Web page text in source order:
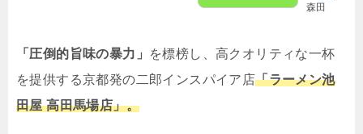
森田
「圧倒的旨味の暴力」
を標榜し、高クオリティな一杯
を提供する京都発の二郎インスパイア店「ラーメン池
田屋 高田馬場店」。